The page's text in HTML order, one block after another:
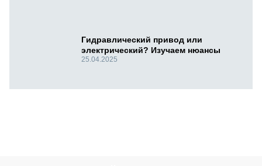
Гидравлический привод или
электрический? Изучаем нюансы
25.04.2025